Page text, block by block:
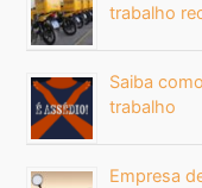
trabalho
Saiba
trabalho
Empresa